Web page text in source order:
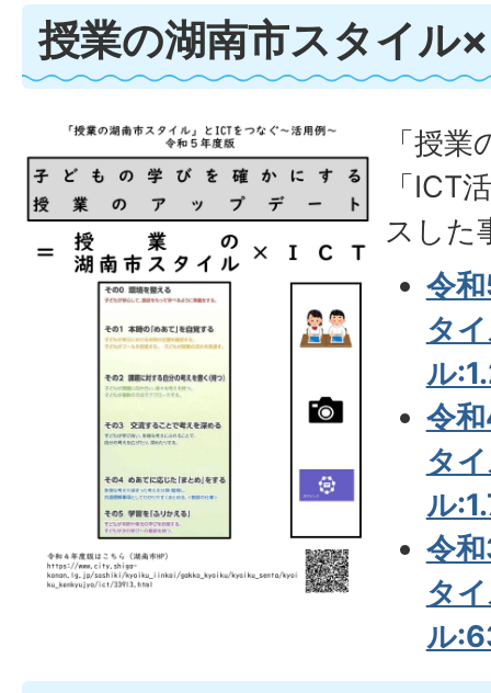
授業の湖南市スタイル
「授
「ICT
スした
令
タ
ル
令
タ
ル
令
タ
ル